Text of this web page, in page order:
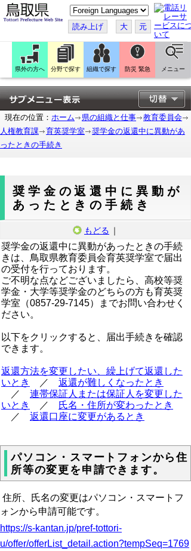
こ
の
ペ
ー
ジ
翻
訳
す
る
読み上げ 大 元
県外の方へ 分野で探す 組織で探す 防災 緊急 メニュー
現在の位置： ホーム 県の組織と仕事
教育委員会
人権教育課
育英奨学室
奨学金の返還中に異動があ
ったときの手続き
奨学金の返還中に異動が
あったときの手続き
もどる ｜
奨学金の返還中に異動があったときの手続
きは、鳥取県教育委員会育英奨学室で届出
の受付を行っております。
ご不明な点などございましたら、高校等奨
学金・大学等奨学金のどちらの方も育英奨
学室（0857-29-7145）までお問い合わせく
ださい。
以下をクリックすると、届出手続きを確認
できます。
返還方法を変更したい、繰上げて返還した
いとき
／ 返還が難しくなったとき
／ 連帯保証人または保証人を変更した
いとき
／ 氏名・住所が変わったとき
／ 返還口座に変更があるとき
パソコン・スマートフォンから住
所等の変更を申請できます。
住所、氏名の変更はパソコン・スマートフ
ォンから申請可能です。
https://s-kantan.jp/pref-tottori-
u/offer/offerList_detail.action?tempSeq=1769